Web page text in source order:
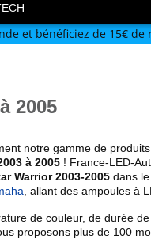
et bénéficiez de 15€ de
2005
notre gamme de
à 2005 ! France-LED-
Warrior 2003-2005 dans
, allant des ampoules à
de couleur, de durée
proposons plus de 100